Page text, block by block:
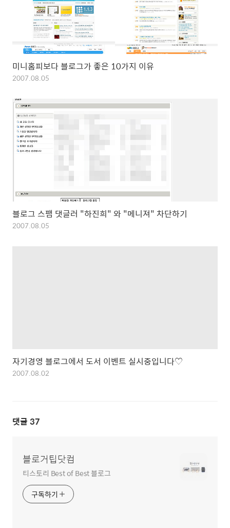
미니홈피보다 블로그가 좋은 10가지 이유
2007.08.05
블로그 스팸 댓글러 "하진희" 와 "메니져" 차단하기
2007.08.05
자기경영 블로그에서 도서 이벤트 실시중입니다♡
2007.08.02
댓글 37
블로거팁닷컴
티스토리 Best of Best 블로그
구독하기